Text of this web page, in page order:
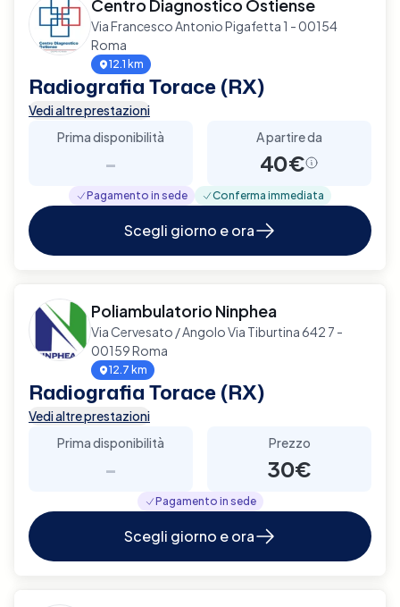
Centro Diagnostico Ostiense
Via Francesco Antonio Pigafetta 1 - 00154
Roma
12.1 km
Radiografia Torace (RX)
Vedi altre prestazioni
Prima disponibilità
-
A partire da
40€
Pagamento in sede Conferma immediata
Scegli giorno e ora
Poliambulatorio Ninphea
Via Cervesato / Angolo Via Tiburtina 642 7 -
00159 Roma
12.7 km
Radiografia Torace (RX)
Vedi altre prestazioni
Prima disponibilità
-
Prezzo
30€
Pagamento in sede
Scegli giorno e ora